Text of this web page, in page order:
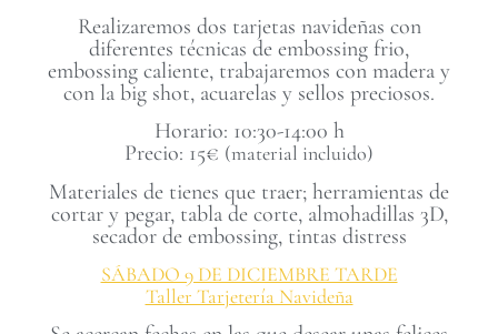
Realizaremos dos tarjetas navideñas con
diferentes técnicas de embossing frio,
embossing caliente, trabajaremos con madera y
con la big shot, acuarelas y sellos preciosos.
Horario: 10:30-14:00 h
Precio: 15€ (material incluido)
Materiales de tienes que traer; herramientas de
cortar y pegar, tabla de corte, almohadillas 3D,
secador de embossing, tintas distress
SÁBADO 9 DE DICIEMBRE TARDE
Taller Tarjetería Navideña